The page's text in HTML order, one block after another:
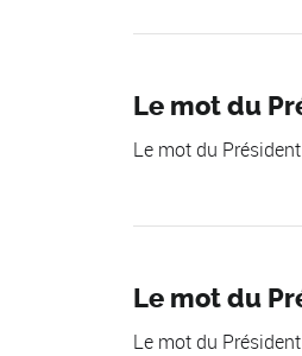
Le mot du
Le mot du
Le mot du
Le mot du Président